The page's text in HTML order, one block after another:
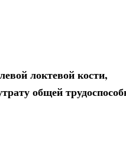
локтевой кости,
общей